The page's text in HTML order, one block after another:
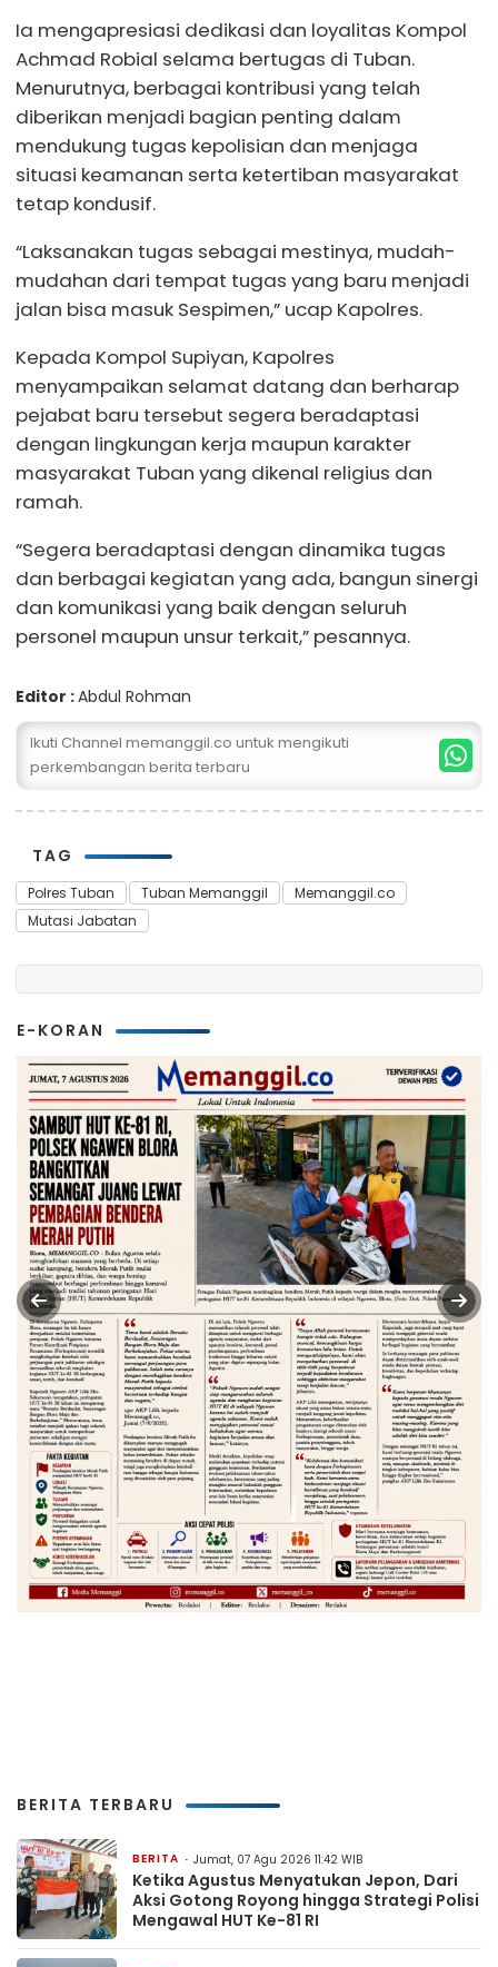
Ia mengapresiasi dedikasi dan loyalitas Kompol
Achmad Robial selama bertugas di Tuban.
Menurutnya, berbagai kontribusi yang telah
diberikan menjadi bagian penting dalam
mendukung tugas kepolisian dan menjaga
situasi keamanan serta ketertiban masyarakat
tetap kondusif.
“Laksanakan tugas sebagai mestinya, mudah-
mudahan dari tempat tugas yang baru menjadi
jalan bisa masuk Sespimen,” ucap Kapolres.
Kepada Kompol Supiyan, Kapolres
menyampaikan selamat datang dan berharap
pejabat baru tersebut segera beradaptasi
dengan lingkungan kerja maupun karakter
masyarakat Tuban yang dikenal religius dan
ramah.
“Segera beradaptasi dengan dinamika tugas
dan berbagai kegiatan yang ada, bangun sinergi
dan komunikasi yang baik dengan seluruh
personel maupun unsur terkait,” pesannya.
Editor :Abdul Rohman
Ikuti Channel memanggil.co untuk mengikuti
perkembangan berita terbaru
TAG
Polres Tuban Tuban Memanggil
Memanggil.co
Mutasi Jabatan
E-KORAN
BERITA TERBARU
BERITA Jumat, 07 Agu 2026 11:42 WIB
Ketika Agustus Menyatukan Jepon, Dari
Aksi Gotong Royong hingga Strategi Polisi
Mengawal HUT Ke-81 RI